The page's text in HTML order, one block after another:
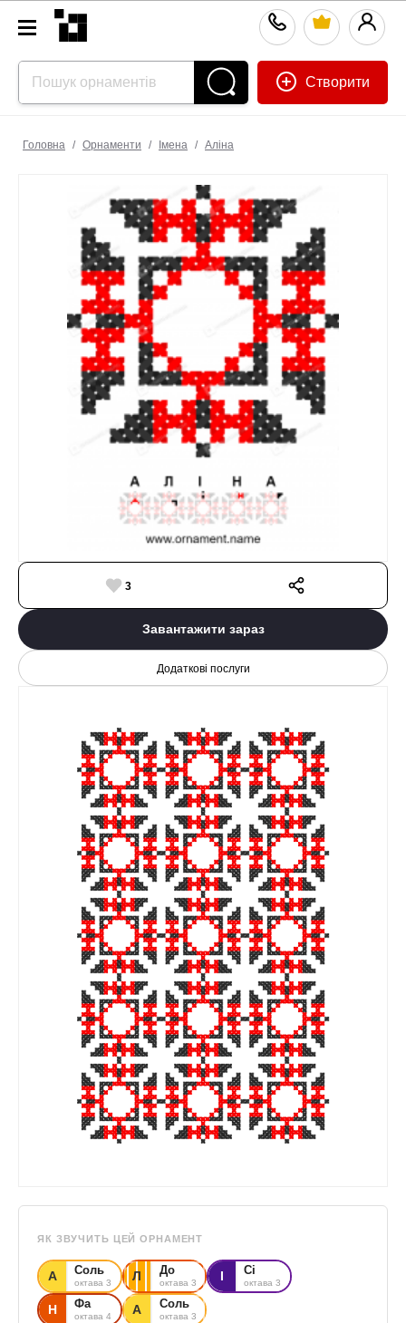
Створити
Головна / Орнаменти / Імена / Аліна
3
Завантажити зараз
Додаткові послуги
ЯК ЗВУЧИТЬ ЦЕЙ ОРНАМЕНТ
А Соль
октава 3 Л До
октава 3 І Сі
октава 3
Н Фа
октава 4 А Соль
октава 3